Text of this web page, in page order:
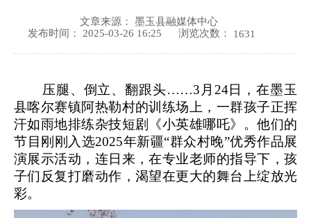
文章来源： 墨玉县融媒体中心
发布时间： 2025-03-26 16:25
浏览次数： 1631
压腿、倒立、翻跟头……3月24日，在墨玉
县喀尔赛镇阿热勒村的训练场上，一群孩子正挥
汗如雨地排练杂技短剧《小英雄哪吒》。他们的
节目刚刚入选2025年新疆“群众村晚”优秀作品展
演展示活动，连日来，在专业老师的指导下，孩
子们反复打磨动作，渴望在更大的舞台上绽放光
彩。